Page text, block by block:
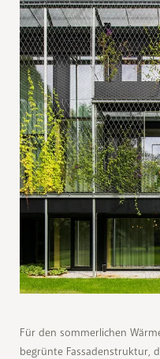
Für den sommerlichen
begrünte Fassadenstruktur,